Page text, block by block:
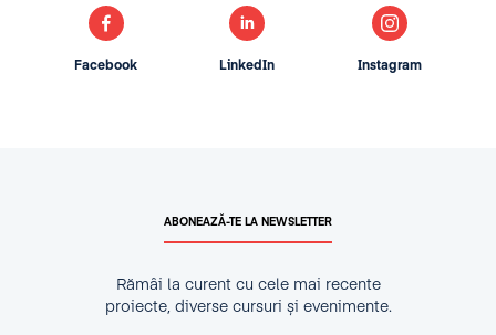
ABONEAZĂ-TE LA NEWSLETTER
Rămâi la curent cu cele mai recente
proiecte, diverse cursuri și evenimente.
Facebook LinkedIn Instagram